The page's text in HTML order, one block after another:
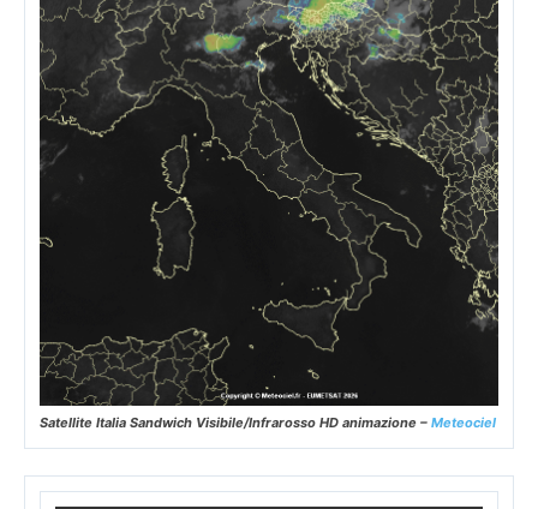
Satellite Italia Sandwich Visibile/Infrarosso HD animazione – Meteociel